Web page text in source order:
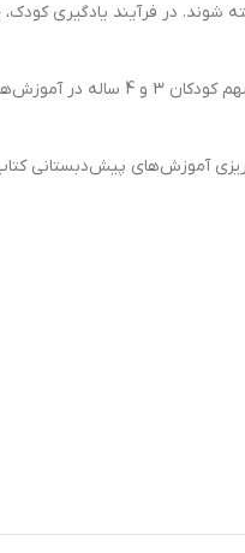
شوند. در فرآیند یادگیری
برنامه‌های آموزشی بین سنین 3 و 4 سال که باعث تقویت مهارت‌های ذهنی کودکان می‌شود، از
آموزش‌های پیش‌دبستانی